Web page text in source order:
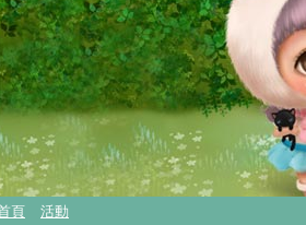
頁 活動